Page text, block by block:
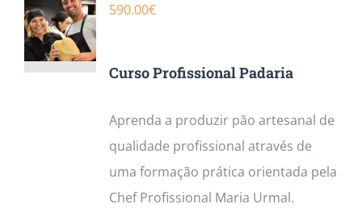
590.00€
Curso Profissional Padaria
Aprenda a produzir pão artesanal de
qualidade profissional através de
uma formação prática orientada pela
Chef Profissional Maria Urmal.